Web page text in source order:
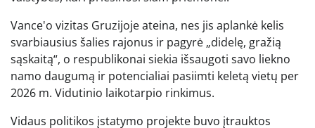
Vance'o vizitas Gruzijoje ateina, nes jis aplankė kelis
svarbiausius šalies rajonus ir pagyrė „didelę, gražią
sąskaitą“, o respublikonai siekia išsaugoti savo liekno
namo daugumą ir potencialiai pasiimti keletą vietų per
2026 m. Vidutinio laikotarpio rinkimus.
Vidaus politikos įstatymo projekte buvo įtrauktos